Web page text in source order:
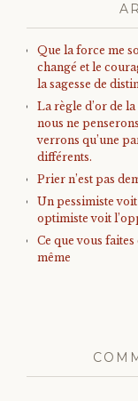
Amour
Emotions
Que la force me
changé et le
la sagesse de
La règle d’or de
nous ne
verrons qu’une
différents.
Prier n’est pas
Un pessimiste
optimiste voit
Ce que vous
même